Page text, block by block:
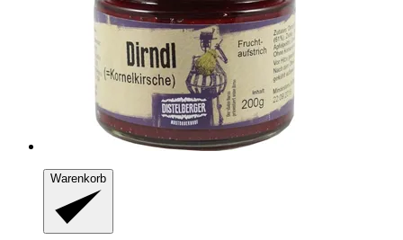
Warenkorb